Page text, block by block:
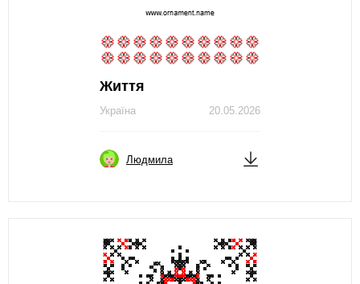
Життя
20.05.2026
Україна
Людмила